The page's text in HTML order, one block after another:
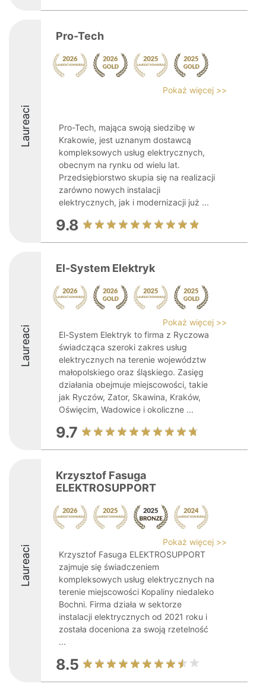
Laureaci
Pro-Tech
Pokaż więcej >>
Pro-Tech, mająca swoją siedzibę w
Krakowie, jest uznanym dostawcą
kompleksowych usług elektrycznych,
obecnym na rynku od wielu lat.
Przedsiębiorstwo skupia się na realizacji
zarówno nowych instalacji
elektrycznych, jak i modernizacji już ...
9.8
Laureaci
El-System Elektryk
Pokaż więcej >>
El-System Elektryk to firma z Ryczowa
świadcząca szeroki zakres usług
elektrycznych na terenie województw
małopolskiego oraz śląskiego. Zasięg
działania obejmuje miejscowości, takie
jak Ryczów, Zator, Skawina, Kraków,
Oświęcim, Wadowice i okoliczne ...
9.7
Laureaci
Krzysztof Fasuga
ELEKTROSUPPORT
Pokaż więcej >>
Krzysztof Fasuga ELEKTROSUPPORT
zajmuje się świadczeniem
kompleksowych usług elektrycznych na
terenie miejscowości Kopaliny niedaleko
Bochni. Firma działa w sektorze
instalacji elektrycznych od 2021 roku i
została doceniona za swoją rzetelność
...
8.5